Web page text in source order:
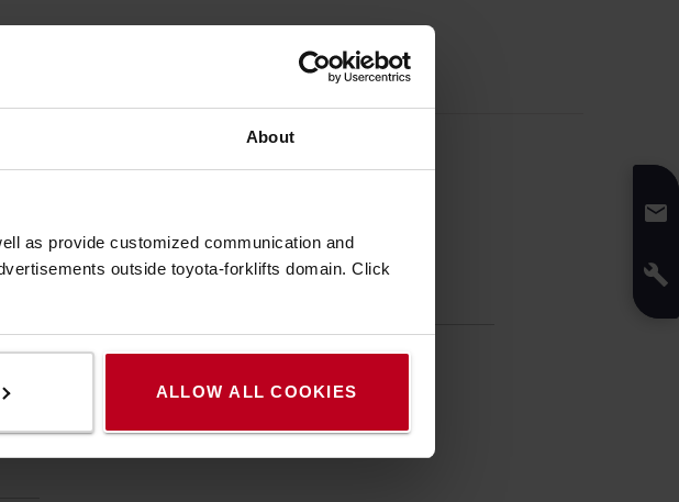
About
as provide customized communication and
outside toyota-forklifts domain. Click
ALLOW ALL COOKIES
Tömeg:1kg